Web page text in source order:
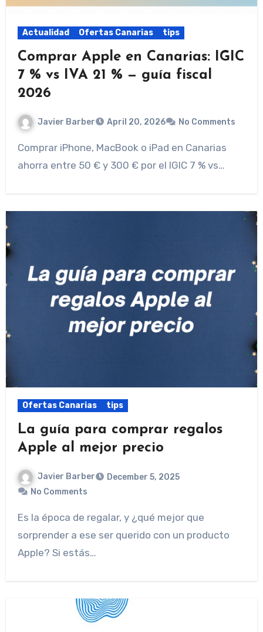
Actualidad Ofertas Canarias tips
Comprar Apple en Canarias: IGIC
7 % vs IVA 21 % — guía fiscal
2026
Javier Barber April 20, 2026 No Comments
Comprar iPhone, MacBook o iPad en Canarias
ahorra entre 50 € y 300 € por el IGIC 7 % vs…
Ofertas Canarias tips
La guía para comprar regalos
Apple al mejor precio
Javier Barber
December 5, 2025
No Comments
Es la época de regalar, y ¿qué mejor que
sorprender a ese ser querido con un producto
Apple? Si estás…